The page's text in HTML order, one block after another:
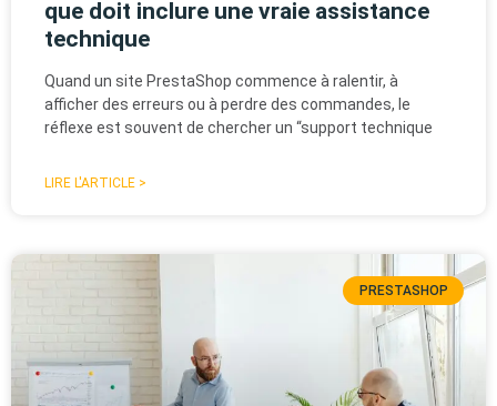
que doit inclure une vraie assistance
technique
Quand un site PrestaShop commence à ralentir, à
afficher des erreurs ou à perdre des commandes, le
réflexe est souvent de chercher un “support technique
LIRE L'ARTICLE >
PRESTASHOP